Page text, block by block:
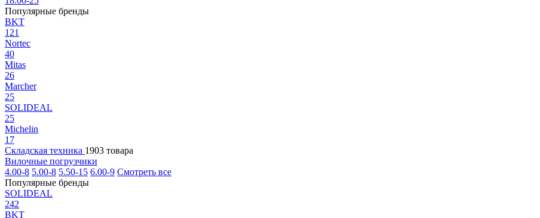
Популярные бренды
BKT
121
Nortec
40
Mitas
26
Marcher
25
SOLIDEAL
25
Michelin
17
Складская техника 1903 товара
Вилочные погрузчики
4.00-8 5.00-8 5.50-15 6.00-9 Смотреть все
Популярные бренды
SOLIDEAL
242
BKT